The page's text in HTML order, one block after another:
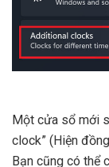
Một cửa sổ mới
clock” (Hiện
Bạn cũng có thể